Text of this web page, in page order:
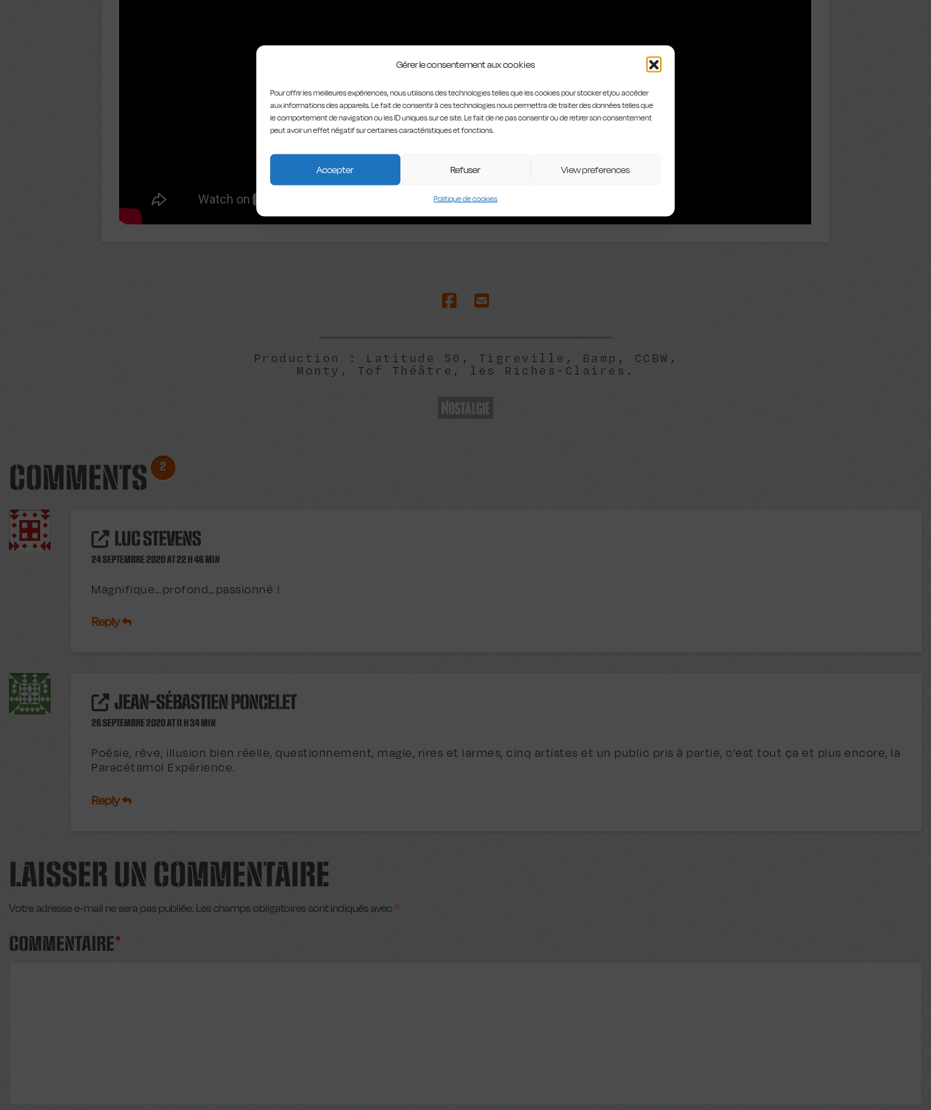
Gérer le consentement aux cookies
Pour offrir les meilleures expériences, nous utilisons des technologies telles que les cookies pour stocker et/ou accéder
aux informations des appareils. Le fait de consentir à ces technologies nous permettra de traiter des données telles que
le comportement de navigation ou les ID uniques sur ce site. Le fait de ne pas consentir ou de retirer son consentement
peut avoir un effet négatif sur certaines caractéristiques et fonctions.
Accepter Refuser View preferences
Politique de cookies
Production : Latitude 50, Tigreville, Bamp, CCBW,
Monty, Tof Théâtre, les Riches-Claires.
COMMENTS 2
LUC STEVENS
24 SEPTEMBRE 2020 AT 22 H 46 MIN
Magnifique…profond…passionné !
Reply
JEAN-SÉBASTIEN PONCELET
26 SEPTEMBRE 2020 AT 11 H 34 MIN
Poésie, rêve, illusion bien réelle, questionnement, magie, rires et larmes, cinq artistes et un public pris à partie, c’est tout ça et plus encore, la
Paracétamol Expérience.
Reply
LAISSER UN COMMENTAIRE
Votre adresse e-mail ne sera pas publiée. Les champs obligatoires sont indiqués avec*
COMMENTAIRE*